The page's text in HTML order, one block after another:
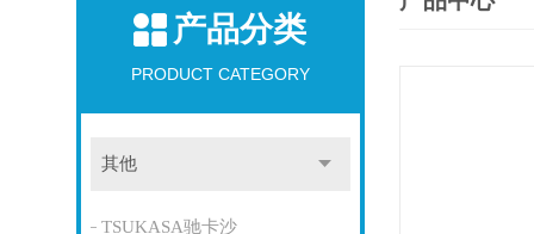
产品分类
PRODUCT CATEGORY
其他
TSUKASA驰卡沙